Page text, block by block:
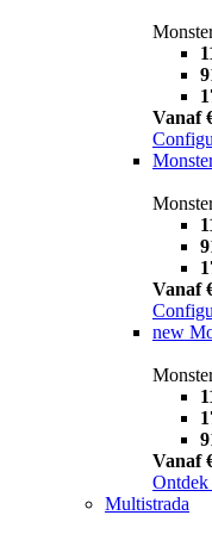
Vanaf
Vanaf
new
Vanaf
Ontdek
Multistrada